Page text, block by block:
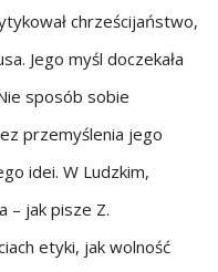
chrześcijaństwo,
Jego myśl doczekała
sposób sobie
przemyślenia jego
idei. W Ludzkim,
– jak pisze Z.
etyki, jak wolność